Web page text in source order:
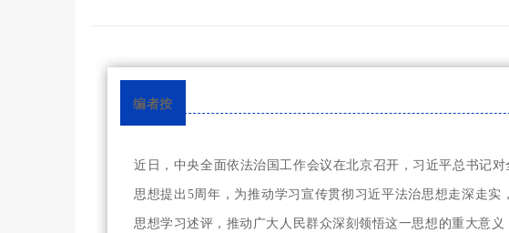
编者按
近日，中央全面依法治国工作会议在北京召开，习近平总书记
思想提出5周年，为推动学习宣传贯彻习近平法治思想走深走
思想学习述评，推动广大人民群众深刻领悟这一思想的重大意义